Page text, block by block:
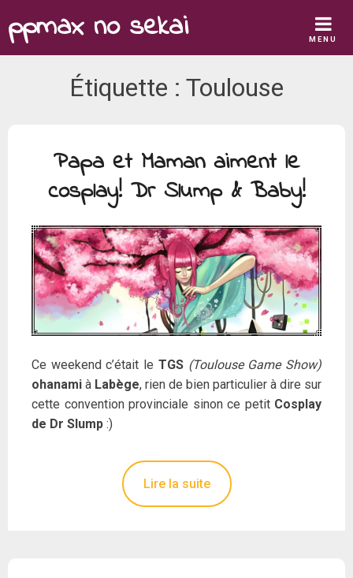
to
content
ppmax no sekai MENU
Étiquette : Toulouse
Papa et Maman aiment le
cosplay! Dr Slump & Baby!
Ce weekend c’était le TGS (Toulouse Game Show)
ohanami à Labège, rien de bien particulier à dire sur
cette convention provinciale sinon ce petit Cosplay
de Dr Slump :)
Lire la suite